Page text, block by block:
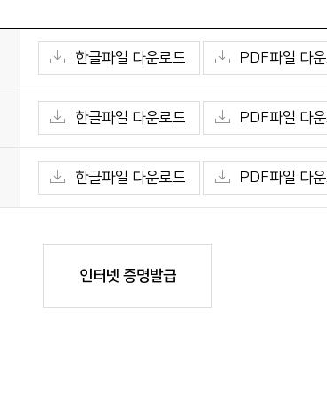
한글파일 다운로드 PDF파일 다
한글파일 다운로드 PDF파일 다
한글파일 다운로드 PDF파일 다
인터넷 증명발급